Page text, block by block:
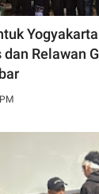
dan Relawan